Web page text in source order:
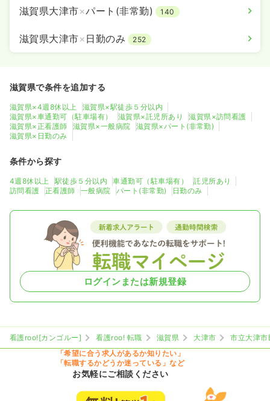
日勤のみ（パート）
時間 8:30～17:15
気になる
夜勤のみ（パート） 一時募集休止
時間 16:15～1:00
気になる 詳細を見る
正看護師
日勤のみ（パート） 一時募集休止
1,165〜1,569
時給1,500円以上可
気になる 詳細を見る
滋賀県大津市×パート(非常勤) 140
滋賀県大津市× 日勤のみ 252
滋賀県で条件を追加する
滋賀県×4週8休以上
滋賀県×駅徒歩５分以内
滋賀県×車通勤可（駐車場有）
滋賀県×託児所あり
滋賀県×訪問看護
滋賀県×正看護師
滋賀県×一般病院
滋賀県×パート(非常勤)
滋賀県×日勤のみ
条件から探す
4週8休以上 駅徒歩５分以内 車通勤可（駐車場有）
託児所あり
訪問看護
正看護師 一般病院 パート(非常勤) 日勤のみ
ログインまたは新規登録
看護roo![カンゴルー] 看護roo! 転職 滋賀県 大津市
市立大津市
「希望に合う求人があるか知りたい」
「転職するかどうか迷っている」など
お気軽にご相談ください